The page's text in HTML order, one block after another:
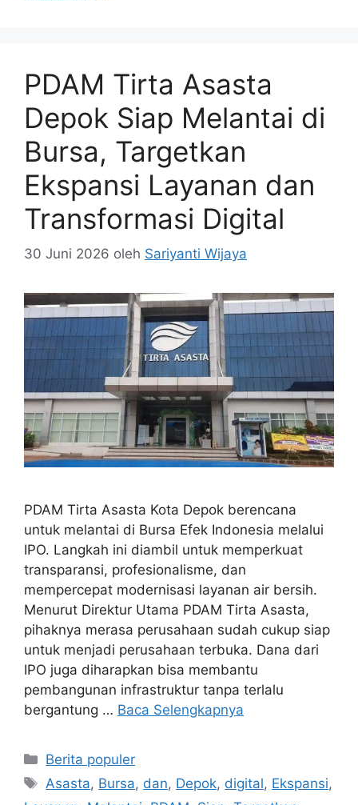
PDAM Tirta Asasta
Depok Siap Melantai di
Bursa, Targetkan
Ekspansi Layanan dan
Transformasi Digital
30 Juni 2026 oleh Sariyanti Wijaya
PDAM Tirta Asasta Kota Depok berencana
untuk melantai di Bursa Efek Indonesia melalui
IPO. Langkah ini diambil untuk memperkuat
transparansi, profesionalisme, dan
mempercepat modernisasi layanan air bersih.
Menurut Direktur Utama PDAM Tirta Asasta,
pihaknya merasa perusahaan sudah cukup siap
untuk menjadi perusahaan terbuka. Dana dari
IPO juga diharapkan bisa membantu
pembangunan infrastruktur tanpa terlalu
bergantung … Baca Selengkapnya
Kategori
Berita populer
Tag
Asasta, Bursa, dan, Depok, digital, Ekspansi,